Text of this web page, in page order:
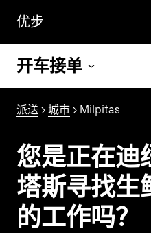
容
优步
开车接单
派送 > 城市 > Milpitas
您是正在迪
塔斯寻找生
的工作吗？